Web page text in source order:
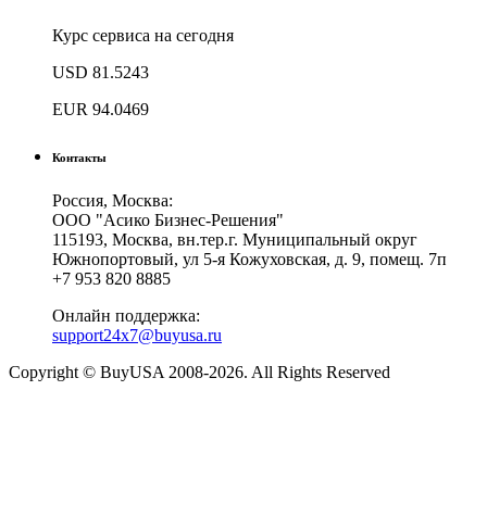
Курс сервиса на сегодня
USD 81.5243
EUR 94.0469
Контакты
Россия, Москва:
ООО "Асико Бизнес-Решения"
115193, Москва, вн.тер.г. Муниципальный округ
Южнопортовый, ул 5-я Кожуховская, д. 9, помещ. 7п
+7 953 820 8885
Онлайн поддержка:
support24x7@buyusa.ru
Copyright © BuyUSA 2008-2026. All Rights Reserved